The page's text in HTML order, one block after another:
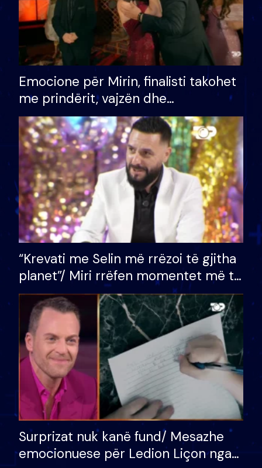
Emocione për Mirin, finalisti takohet
me prindërit, vajzën dhe
bashkëshorten: S’kemi ndonjë letër
divorci apo jo?
“Krevati me Selin më rrëzoi të gjitha
planet”/ Miri rrëfen momentet më të
bukura në shtëpinë e BB VIP: Do më
mungojë zilja e mëngjesit kur…
Surprizat nuk kanë fund/ Mesazhe
emocionuese për Ledion Liçon nga